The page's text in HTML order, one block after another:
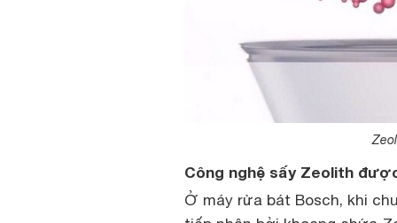
Công nghệ sấy Zeolith
Ở máy rửa bát Bosch, khi